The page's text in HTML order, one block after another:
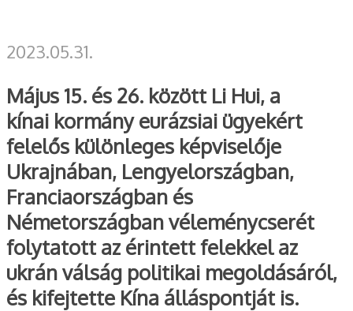
2023.05.31.
Május 15. és 26. között Li Hui, a
kínai kormány eurázsiai ügyekért
felelős különleges képviselője
Ukrajnában, Lengyelországban,
Franciaországban és
Németországban véleménycserét
folytatott az érintett felekkel az
ukrán válság politikai megoldásáról,
és kifejtette Kína álláspontját is.